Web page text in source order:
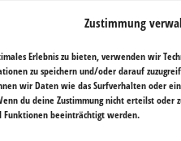
Zustimmung
Erlebnis zu bieten, verwenden wir
zu speichern und/oder darauf
wir Daten wie das Surfverhalten oder
du deine Zustimmung nicht erteilst oder
Funktionen beeinträchtigt werden.